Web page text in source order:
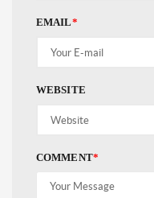
EMAIL*
WEBSITE
COMMENT*